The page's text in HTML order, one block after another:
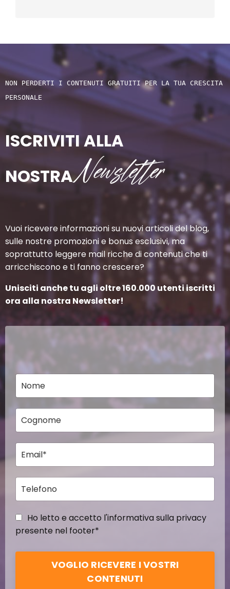
NON PERDERTI I CONTENUTI GRATUITI PER LA TUA CRESCITA
PERSONALE
ISCRIVITI ALLA
NOSTRANewsletter
Vuoi ricevere informazioni su nuovi articoli del blog,
sulle nostre promozioni e bonus esclusivi, ma
soprattutto leggere mail ricche di contenuti che ti
arricchiscono e ti fanno crescere?
Unisciti anche tu agli oltre 160.000 utenti iscritti
ora alla nostra Newsletter!
Ho letto e accetto l'informativa sulla privacy
presente nel footer*
VOGLIO RICEVERE I VOSTRI
CONTENUTI